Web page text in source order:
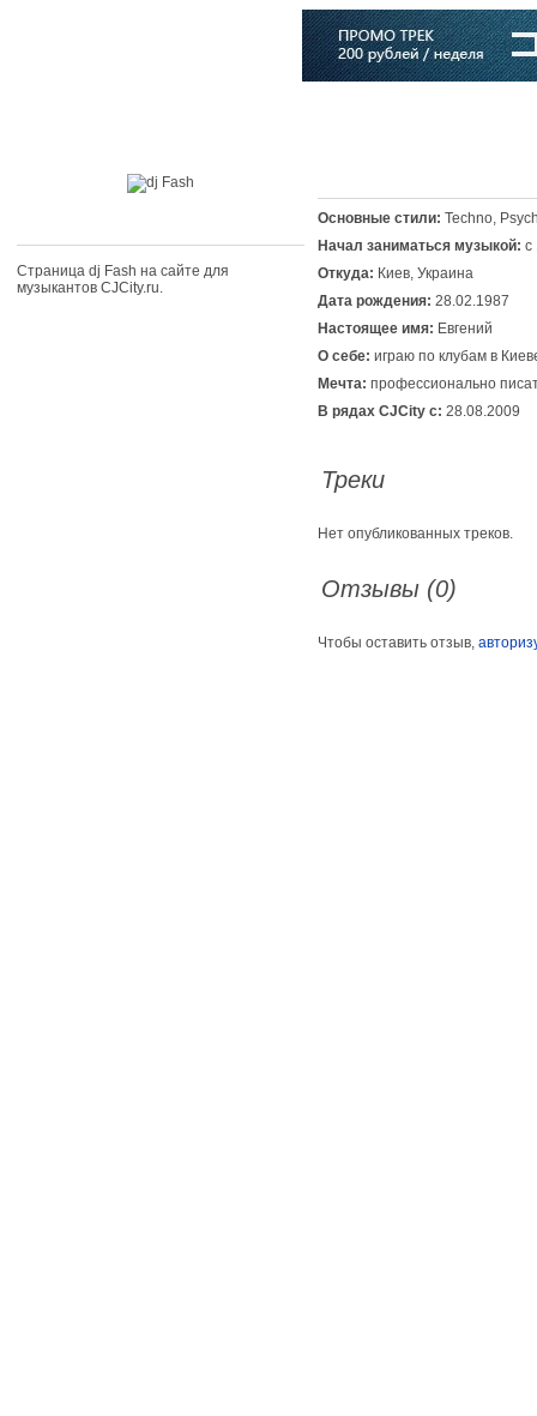
Страница dj Fash на сайте для
музыкантов CJCity.ru.
Основные стили: Techno,
Начал заниматься музыкой: с
Откуда: Киев, Украина
Дата рождения: 28.02.1987
Настоящее имя: Евгений
О себе: играю по клубам в
Мечта: профессионально
В рядах CJCity с: 28.08.2009
Треки
Нет опубликованных треков.
Отзывы (0)
Чтобы оставить отзыв,